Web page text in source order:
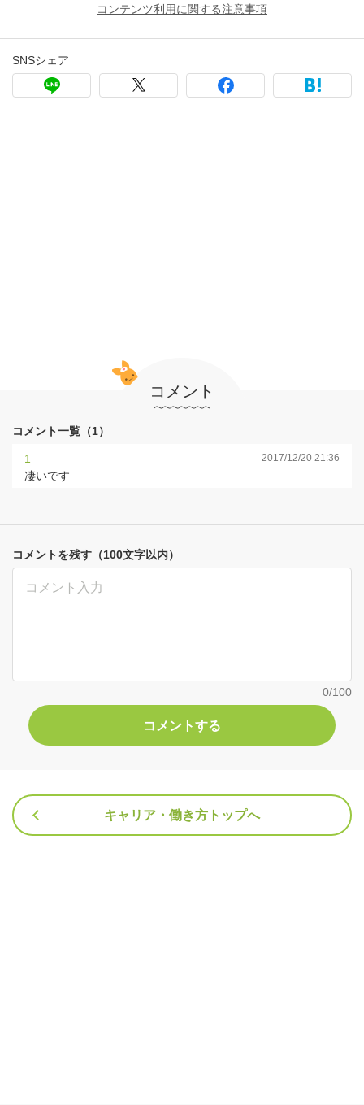
コンテンツ利用に関する注意事項
SNSシェア
コメント
コメント一覧（1）
1 2017/12/20 21:36
凄いです
コメントを残す（100文字以内）
0/100
キャリア・働き方トップへ